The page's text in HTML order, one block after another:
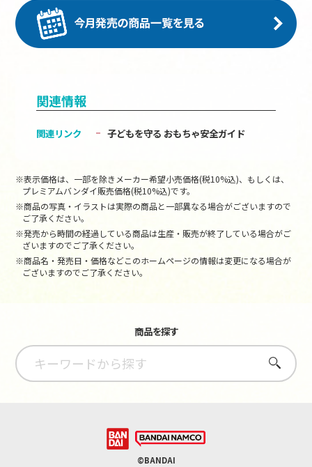
関連情報
関連リンク 子どもを守る おもちゃ安全ガイド
※表示価格は、一部を除きメーカー希望小売価格(税10%込)、もしくは、
プレミアムバンダイ販売価格(税10%込)です。
※商品の写真・イラストは実際の商品と一部異なる場合がございますので
ご了承ください。
※発売から時間の経過している商品は生産・販売が終了している場合がご
ざいますのでご了承ください。
※商品名・発売日・価格などこのホームページの情報は変更になる場合が
ございますのでご了承ください。
商品を探す
さがす
©BANDAI